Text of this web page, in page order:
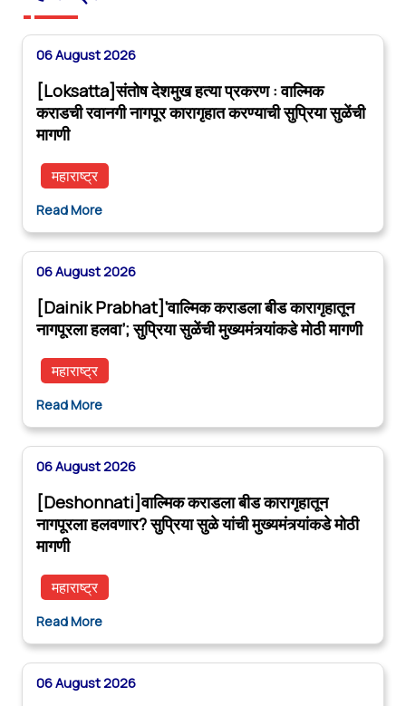
06 August 2026
[Loksatta]संतोष देशमुख हत्या प्रकरण : वाल्मिक
कराडची रवानगी नागपूर कारागृहात करण्याची सुप्रिया सुळेंची
मागणी
महाराष्ट्र
Read More
06 August 2026
[Dainik Prabhat]‘वाल्मिक कराडला बीड कारागृहातून
नागपूरला हलवा’; सुप्रिया सुळेंची मुख्यमंत्र्यांकडे मोठी मागणी
महाराष्ट्र
Read More
06 August 2026
[Deshonnati]वाल्मिक कराडला बीड कारागृहातून
नागपूरला हलवणार? सुप्रिया सुळे यांची मुख्यमंत्र्यांकडे मोठी
मागणी
महाराष्ट्र
Read More
06 August 2026